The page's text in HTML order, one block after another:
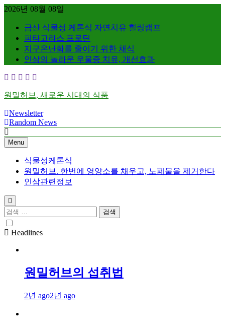
Skip
content
2026년 08월 08일
금산 식물성 케톤식 자연치유 힐링캠프
피타고라스 프로틴
지구온난화를 줄이기 위한 채식
인삼의 놀라운 우울증 치유, 개선효과
원밀허브, 새로운 시대의 식품
Newsletter
Random News
Menu
식물성케톤식
원밀허브. 한번에 영양소를 채우고, 노폐물을 제거한다
인삼관련정보
검
색:
Headlines
원밀허브의 섭취법
2년 ago2년 ago